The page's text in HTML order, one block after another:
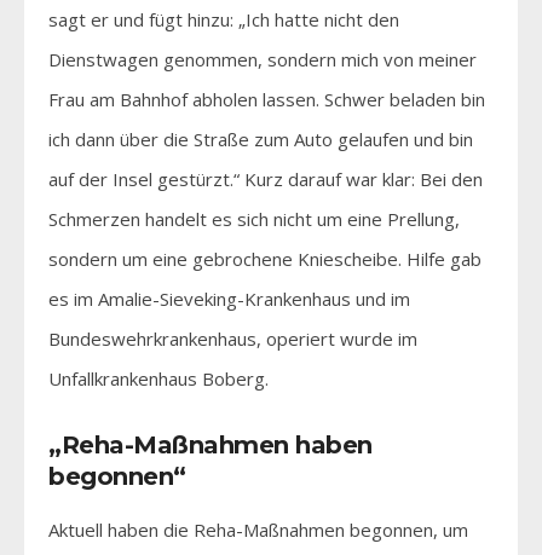
sagt er und fügt hinzu: „Ich hatte nicht den
Dienstwagen genommen, sondern mich von meiner
Frau am Bahnhof abholen lassen. Schwer beladen bin
ich dann über die Straße zum Auto gelaufen und bin
auf der Insel gestürzt.“ Kurz darauf war klar: Bei den
Schmerzen handelt es sich nicht um eine Prellung,
sondern um eine gebrochene Kniescheibe. Hilfe gab
es im Amalie-Sieveking-Krankenhaus und im
Bundeswehrkrankenhaus, operiert wurde im
Unfallkrankenhaus Boberg.
„Reha-Maßnahmen haben
begonnen“
Aktuell haben die Reha-Maßnahmen begonnen, um